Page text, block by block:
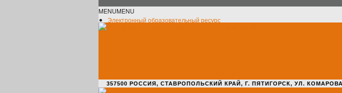
MENUMENU
Электронный образовательный ресурс
357500 РОССИЯ, СТАВРОПОЛЬСКИЙ КРАЙ, Г. ПЯТИГОРСК, УЛ. КОМАРОВА 7